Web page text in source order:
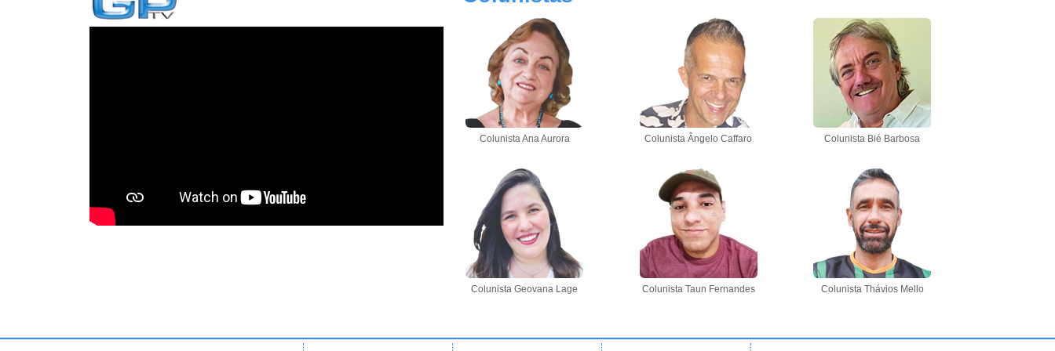
Colunista Ana Aurora Colunista Ângelo Caffaro Colunista Bié Barbosa
Colunista Geovana Lage Colunista Taun Fernandes Colunista Thávios Mello